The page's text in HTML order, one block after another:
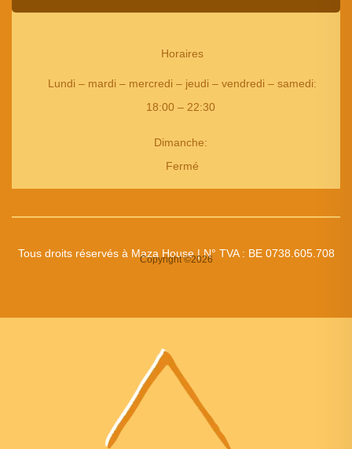
Horaires
Lundi – mardi – mercredi – jeudi – vendredi – samedi:
18:00 – 22:30
Dimanche:
Fermé
Tous droits réservés à Maza House | N° TVA : BE 0738.605.708
Copyright ©2026